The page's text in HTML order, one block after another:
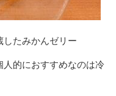
たみかんゼリー
的におすすめなのは冷